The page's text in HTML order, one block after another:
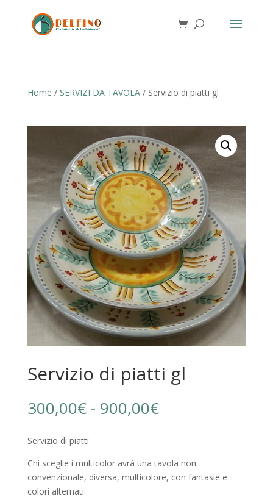
Home / SERVIZI DA TAVOLA/ Servizio di piatti gl
Servizio di piatti gl
300,00€ - 900,00€Fascia
di
300,00€
a
Servizio di piatti:
Chi sceglie i multicolor avrà una tavola non
convenzionale, diversa, multicolore, con fantasie e
colori alternati.